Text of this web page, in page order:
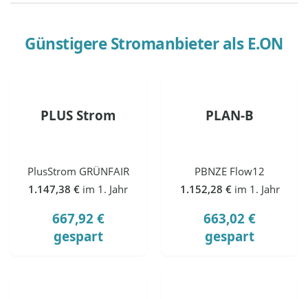
Günstigere Stromanbieter als E.ON
PLUS Strom
PlusStrom GRÜNFAIR
1.147,38 € im 1. Jahr
667,92 €
gespart
PLAN-B
PBNZE Flow12
1.152,28 € im 1. Jahr
663,02 €
gespart